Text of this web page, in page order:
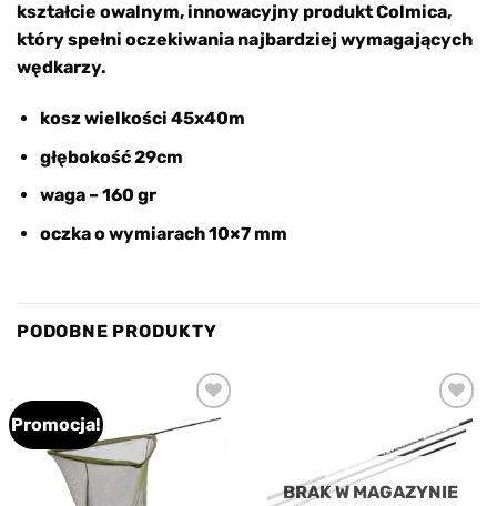
kształcie owalnym, innowacyjny produkt Colmica,
który spełni oczekiwania najbardziej wymagających
wędkarzy.
kosz wielkości 45x40m
głębokość 29cm
waga – 160 gr
oczka o wymiarach 10×7 mm
PODOBNE PRODUKTY
Promocja!
Add to
Add to
wishlist
BRAK W MAGAZYNIE